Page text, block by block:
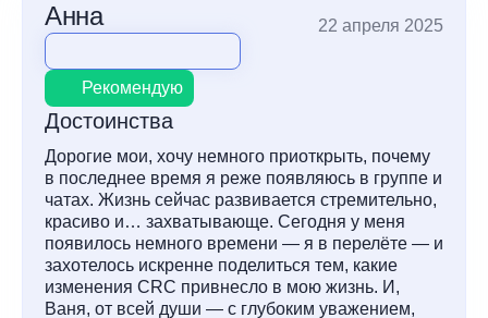
Анна 22 апреля 2025
Рекомендую
Достоинства
Дорогие мои, хочу немного приоткрыть, почему
в последнее время я реже появляюсь в группе и
чатах. Жизнь сейчас развивается стремительно,
красиво и… захватывающе. Сегодня у меня
появилось немного времени — я в перелёте — и
захотелось искренне поделиться тем, какие
изменения CRC привнесло в мою жизнь. И,
Ваня, от всей души — с глубоким уважением,